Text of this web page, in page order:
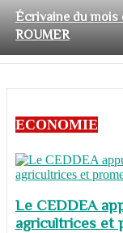
Écrivaine du mois
ROUMER
ECONOMIE
Le CEDDEA
agricultrices et